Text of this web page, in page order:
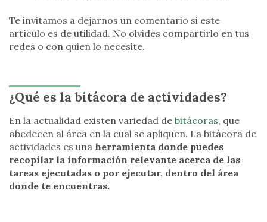
Te invitamos a dejarnos un comentario si este
artículo es de utilidad. No olvides compartirlo en tus
redes o con quien lo necesite.
¿Qué es la bitácora de actividades?
En la actualidad existen variedad de bitácoras, que
obedecen al área en la cual se apliquen. La bitácora de
actividades es una herramienta donde puedes
recopilar la información relevante acerca de las
tareas ejecutadas o por ejecutar, dentro del área
donde te encuentras.